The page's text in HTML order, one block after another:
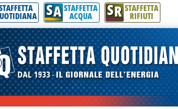
interamente la notizia.
SA STAFFETTA
ACQUA SR STAFFETTA
RIFIUTI